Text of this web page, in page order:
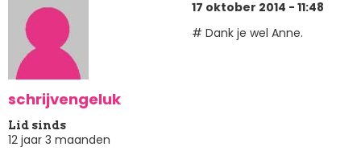
schrijvengeluk
Lid sinds
12 jaar 3 maanden
17 oktober 2014 - 11:48
# Dank je wel Anne.